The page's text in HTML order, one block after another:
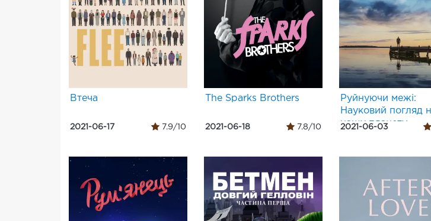
Втеча
2021-06-17 7.9/10
The Sparks Brothers
2021-06-18 7.8/10
Руйнуючи межі:
Науковий погляд
нашу планету
2021-06-03